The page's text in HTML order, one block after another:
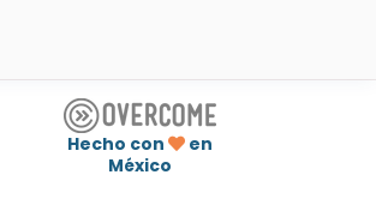
Hecho con
en
México